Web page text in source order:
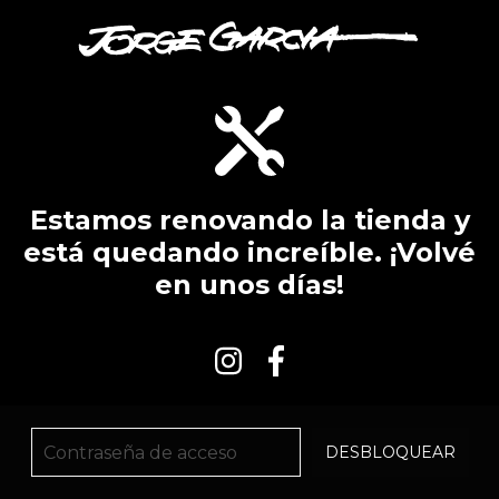
Estamos renovando la tienda y
está quedando increíble. ¡Volvé
en unos días!